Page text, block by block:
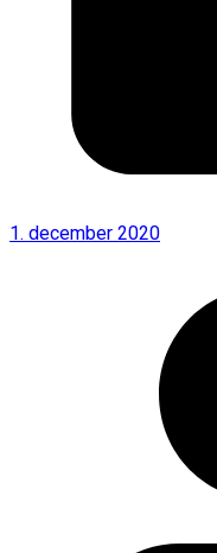
1. december 2020